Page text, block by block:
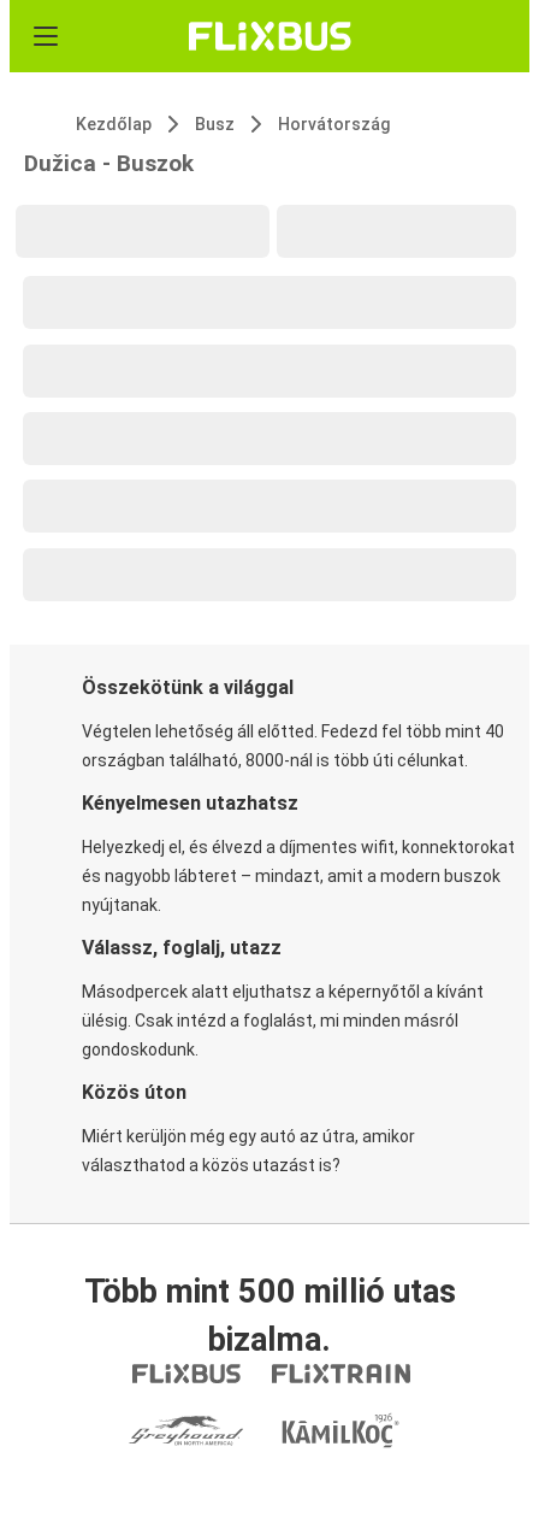
Kezdőlap Busz Horvátország
Dužica - Buszok
Összekötünk a világgal
Végtelen lehetőség áll előtted. Fedezd fel több mint 40
országban található, 8000-nál is több úti célunkat.
Kényelmesen utazhatsz
Helyezkedj el, és élvezd a díjmentes wifit, konnektorokat
és nagyobb lábteret – mindazt, amit a modern buszok
nyújtanak.
Válassz, foglalj, utazz
Másodpercek alatt eljuthatsz a képernyőtől a kívánt
ülésig. Csak intézd a foglalást, mi minden másról
gondoskodunk.
Közös úton
Miért kerüljön még egy autó az útra, amikor
választhatod a közös utazást is?
Több mint 500 millió utas
bizalma.